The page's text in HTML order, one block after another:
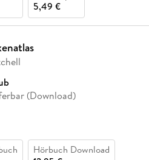
5,49 €
(Download)
Hörbuch Download